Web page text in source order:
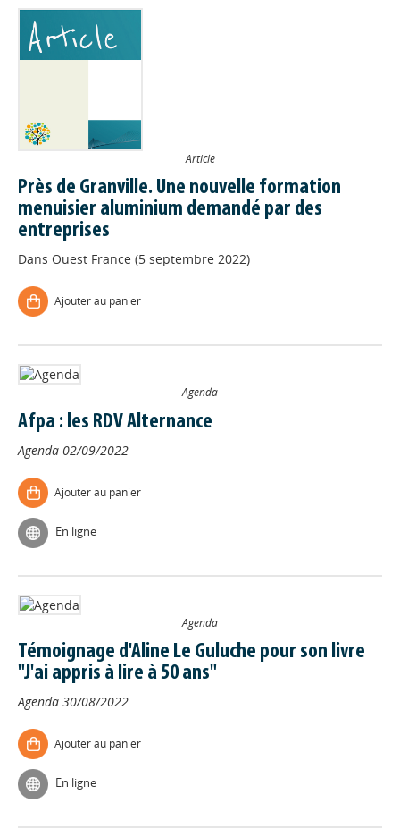
Article
Près de Granville. Une nouvelle formation
menuisier aluminium demandé par des
entreprises
Dans Ouest France (5 septembre 2022)
Ajouter au panier
Agenda
Afpa : les RDV Alternance
Agenda 02/09/2022
Ajouter au panier
En ligne
Agenda
Témoignage d'Aline Le Guluche pour son livre
"J'ai appris à lire à 50 ans"
Agenda 30/08/2022
Ajouter au panier
En ligne